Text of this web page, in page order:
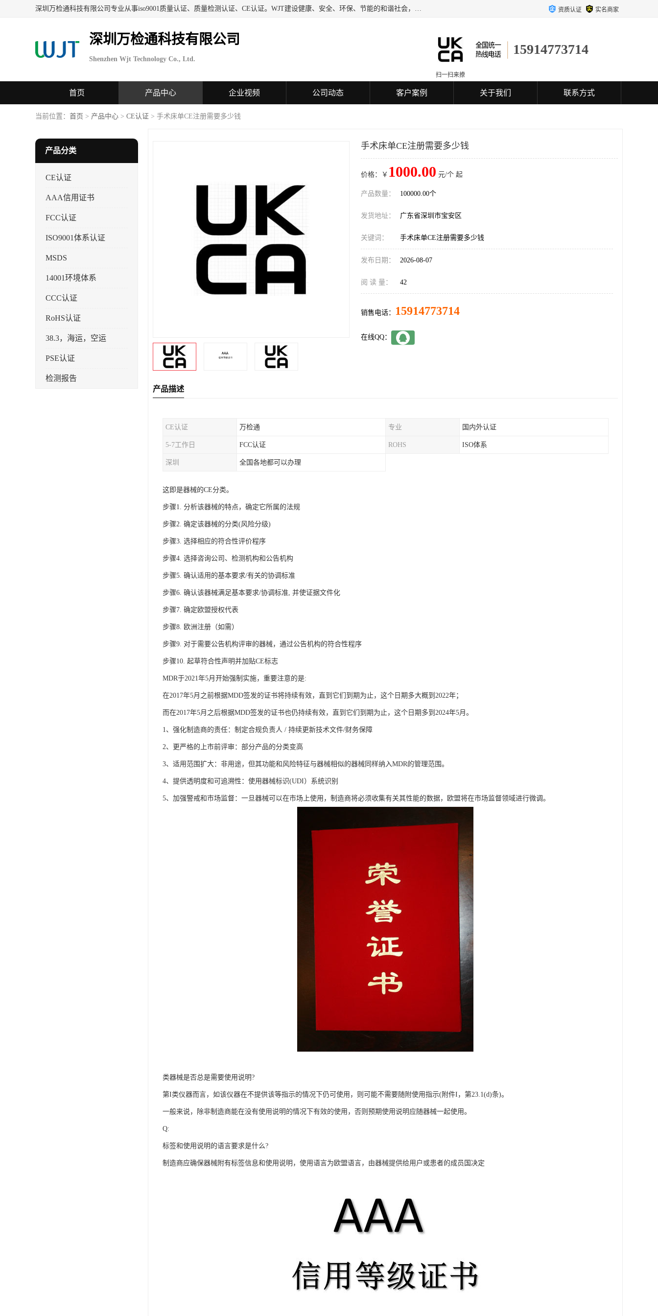
深圳万检通科技有限公司专业从事iso9001质量认证、质量检测认证、CE认证。WJT建设健康、安全、环保、节能的和谐社会，力图在检验、鉴定、测试及认证领域成为受人信赖的机构。 资质认证 实名商家
深圳万检通科技有限公司
Shenzhen Wjt Technology Co., Ltd.
15914773714
扫一扫来撩
首页 产品中心 企业视频 公司动态 客户案例 关于我们 联系方式
当前位置： 首页 > 产品中心 > CE认证 > 手术床单CE注册需要多少钱
产品分类
CE认证
AAA信用证书
FCC认证
ISO9001体系认证
MSDS
14001环境体系
CCC认证
RoHS认证
38.3，海运，空运
PSE认证
检测报告
手术床单CE注册需要多少钱
价格：￥ 1000.00 元/个 起
产品数量： 100000.00个
发货地址： 广东省深圳市宝安区
关键词： 手术床单CE注册需要多少钱
发布日期： 2026-08-07
阅 读 量： 42
销售电话： 15914773714
在线QQ：
产品描述
CE认证 万检通 专业 国内外认证
5-7工作日 FCC认证 ROHS ISO体系
深圳 全国各地都可以办理
这即是器械的CE分类。
步骤1. 分析该器械的特点，确定它所属的法规
步骤2. 确定该器械的分类(风险分级)
步骤3. 选择相应的符合性评价程序
步骤4. 选择咨询公司、检测机构和公告机构
步骤5. 确认适用的基本要求/有关的协调标准
步骤6. 确认该器械满足基本要求/协调标准, 并使证据文件化
步骤7. 确定欧盟授权代表
步骤8. 欧洲注册（如需）
步骤9. 对于需要公告机构评审的器械，通过公告机构的符合性程序
步骤10. 起草符合性声明并加贴CE标志
MDR于2021年5月开始强制实施，重要注意的是:
在2017年5月之前根据MDD签发的证书将持续有效，直到它们到期为止，这个日期多大概到2022年；
而在2017年5月之后根据MDD签发的证书也仍持续有效，直到它们到期为止，这个日期多到2024年5月。
1、强化制造商的责任：制定合规负责人 / 持续更新技术文件/财务保障
2、更严格的上市前评审：部分产品的分类变高
3、适用范围扩大：非用途，但其功能和风险特征与器械相似的器械同样纳入MDR的管理范围。
4、提供透明度和可追溯性：使用器械标识(UDI）系统识别
5、加强警戒和市场监督：一旦器械可以在市场上使用，制造商将必须收集有关其性能的数据，欧盟将在市场监督领域进行微调。
类器械是否总是需要使用说明?
第I类仪器而言，如该仪器在不提供该等指示的情况下仍可使用，则可能不需要随附使用指示(附件I，第23.1(d)条)。
一般来说，除非制造商能在没有使用说明的情况下有效的使用，否则预期使用说明应随器械一起使用。
Q:
标签和使用说明的语言要求是什么?
制造商应确保器械附有标签信息和使用说明，使用语言为欧盟语言，由器械提供给用户或患者的成员国决定